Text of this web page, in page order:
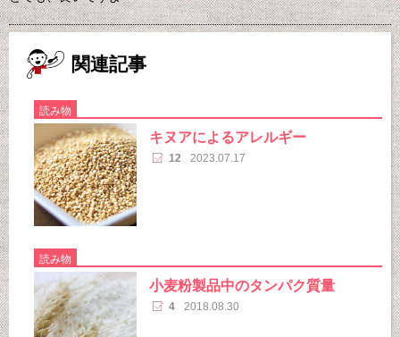
関連記事
読み物
キヌアによるアレルギー
12 2023.07.17
読み物
小麦粉製品中のタンパク質量
4 2018.08.30